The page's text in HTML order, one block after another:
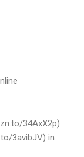
34AxX2p)
3avibJV) in